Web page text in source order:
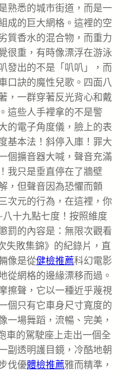
熟悉的城市街道，而是一
成的巨大網格。這裡的空
質香水的混合物，而重力
很重，有時像漂浮在游泳
發出的不是「叭叭」，而
口訣的魔性兒歌。四面八
，一群穿著反光背心和戴
這些人手裡拿的不是警
的電子角度儀，臉上的表
基本法！斜停入庫！罪大
個擴音器大喊，聲音充滿
我只是垂直停在了牆壁
，但聲音因為恐懼而顫
次元的行為，在這裡，你
十九點七度！按照維度
罰的內容是：無限次觀看
失敗集錦》的紀錄片，直
像是從健檢推薦科幻電影
從網格的邊緣漂移而過。
擦聲，它以一種近乎蔑視
個只有它車身尺寸寬度的
一場舞蹈，流暢、完美，
車的駕駛座上走出一個全
副透明護目鏡，冷酷地朝
伐優體檢推薦雅而精準，